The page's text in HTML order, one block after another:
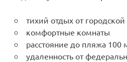
тихий отдых от городской
комфортные комнаты
расстояние до пляжа 100
удаленность от